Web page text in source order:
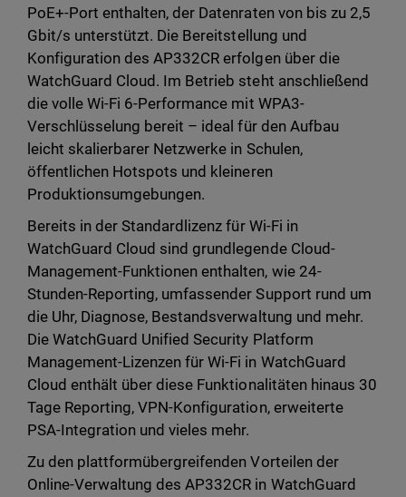
PoE+-Port enthalten, der Datenraten von bis zu 2,5
Gbit/s unterstützt. Die Bereitstellung und
Konfiguration des AP332CR erfolgen über die
WatchGuard Cloud. Im Betrieb steht anschließend
die volle Wi-Fi 6-Performance mit WPA3-
Verschlüsselung bereit – ideal für den Aufbau
leicht skalierbarer Netzwerke in Schulen,
öffentlichen Hotspots und kleineren
Produktionsumgebungen.
Bereits in der Standardlizenz für Wi-Fi in
WatchGuard Cloud sind grundlegende Cloud-
Management-Funktionen enthalten, wie 24-
Stunden-Reporting, umfassender Support rund um
die Uhr, Diagnose, Bestandsverwaltung und mehr.
Die WatchGuard Unified Security Platform
Management-Lizenzen für Wi-Fi in WatchGuard
Cloud enthält über diese Funktionalitäten hinaus 30
Tage Reporting, VPN-Konfiguration, erweiterte
PSA-Integration und vieles mehr.
Zu den plattformübergreifenden Vorteilen der
Online-Verwaltung des AP332CR in WatchGuard